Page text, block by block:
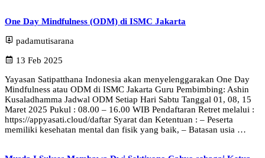
One Day Mindfulness (ODM) di ISMC Jakarta
padamutisarana
13 Feb 2025
Yayasan Satipatthana Indonesia akan menyelenggarakan One Day
Mindfulness atau ODM di ISMC Jakarta Guru Pembimbing: Ashin
Kusaladhamma Jadwal ODM Setiap Hari Sabtu Tanggal 01, 08, 15
Maret 2025 Pukul : 08.00 – 16.00 WIB Pendaftaran Retret melalui :
https://appyasati.cloud/daftar Syarat dan Ketentuan : – Peserta
memiliki kesehatan mental dan fisik yang baik, – Batasan usia …